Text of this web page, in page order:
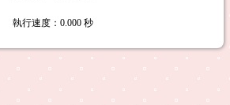
執行速度 ：0.000 秒